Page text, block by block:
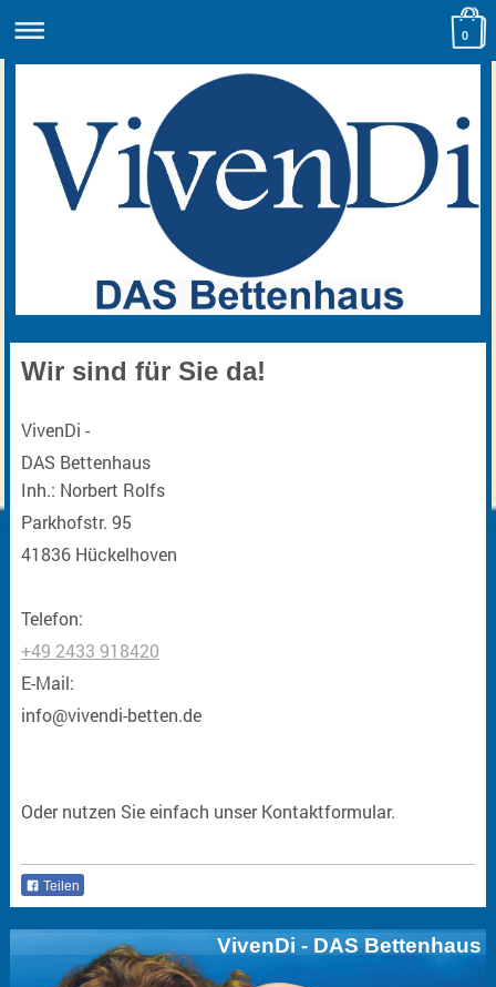
0
Wir sind für Sie da!
VivenDi -
DAS Bettenhaus
Inh.: Norbert Rolfs
Parkhofstr. 95
41836 Hückelhoven
Telefon:
+49 2433 918420
E-Mail:
info@vivendi-betten.de
Oder nutzen Sie einfach unser Kontaktformular.
Teilen
VivenDi - DAS Bettenhaus